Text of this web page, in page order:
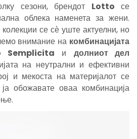
сезони, брендот Lotto се
облека наменета за жени.
се сѐ уште актуелни, но
внимание на комбинацијата
Semplicita и долниот дел
на неутрални и ефективни
и мекоста на материјалот се
обожавате оваа комбинација